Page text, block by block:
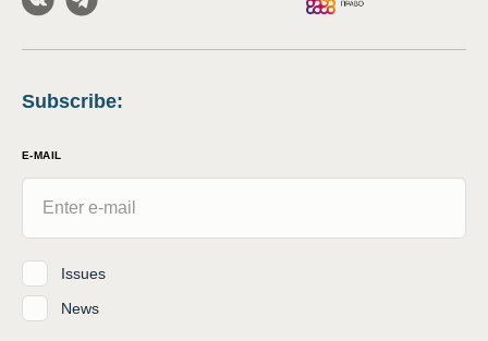
Subscribe:
E-MAIL
Issues
News